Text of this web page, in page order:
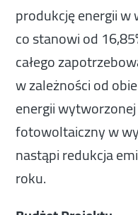
produkcję energii
co stanowi od
całego
w zależności od
energii
fotowoltaiczny w
nastąpi redukcja
roku.